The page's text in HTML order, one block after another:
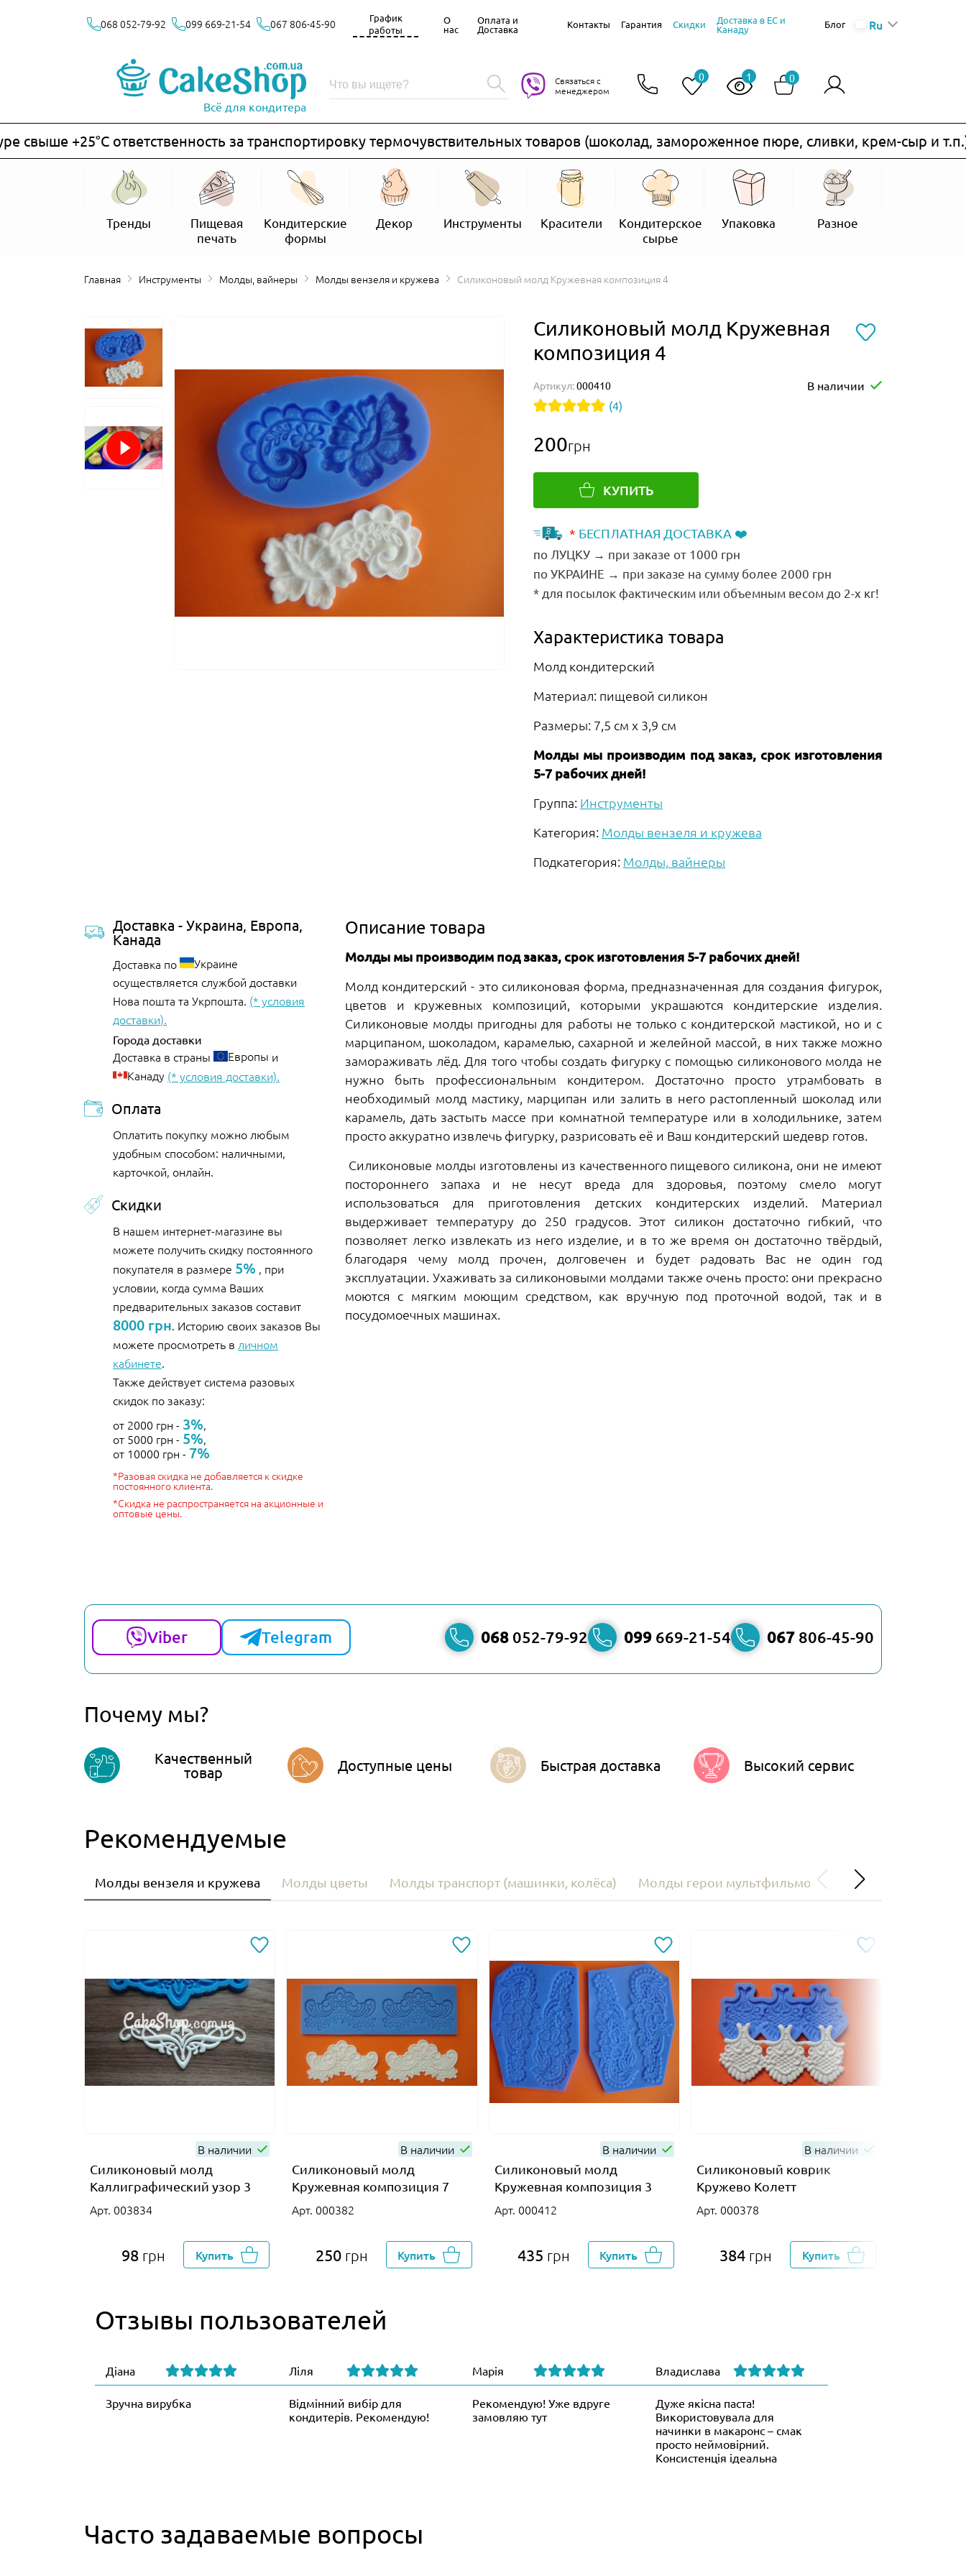
Всё для кондитера
0
0 1
Связаться с
менеджером
068 052-79-92 099 669-21-54 067 806-45-90
График
работы
О
нас
Оплата и
Доставка Контакты Гарантия Скидки Доставка в ЕС и
Канаду Блог Ru
+25°C ответственность за транспортировку термочувствительных товаров (шоколад, замороженное пюре, сливки, крем-сыр и т.п.)
Тренды
Пищевая
печать
Кондитерские
формы
Декор Инструменты Красители
Кондитерское
сырье
Упаковка Разное
Главная Инструменты Молды, вайнеры Молды вензеля и кружева Силиконовый молд Кружевная композиция 4
Силиконовый молд Кружевная
композиция 4
Артикул:000410
В наличии
(4)
200грн
КУПИТЬ
* БЕСПЛАТНАЯ ДОСТАВКА ❤️
по ЛУЦКУ → при заказе от 1000 грн
по УКРАИНЕ → при заказе на сумму более 2000 грн
* для посылок фактическим или объемным весом до 2-х кг!
Характеристика товара
Молд кондитерский
Материал: пищевой силикон
Размеры: 7,5 см х 3,9 см
Молды мы производим под заказ, срок изготовления
5-7 рабочих дней!
Группа: Инструменты
Категория: Молды вензеля и кружева
Подкатегория: Молды, вайнеры
Доставка - Украина, Европа,
Канада
Доставка по
Украине
осуществляется службой доставки
Нова пошта та Укрпошта. (* условия
доставки).
Города доставки
Доставка в страны Европы и
Канаду (* условия доставки).
Оплата
Оплатить покупку можно любым
удобным способом: наличными,
карточкой, онлайн.
Скидки
В нашем интернет-магазине вы
можете получить скидку постоянного
покупателя в размере 5% , при
условии, когда сумма Ваших
предварительных заказов составит
8000 грн. Историю своих заказов Вы
можете просмотреть в личном
кабинете.
Также действует система разовых
скидок по заказу:
от 2000 грн - 3%,
от 5000 грн - 5%,
от 10000 грн - 7%
*Разовая скидка не добавляется к скидке
постоянного клиента.
*Скидка не распространяется на акционные и
оптовые цены.
Описание товара
Молды мы производим под заказ, срок изготовления 5-7 рабочих дней!
Молд кондитерский - это силиконовая форма, предназначенная для создания фигурок,
цветов и кружевных композиций, которыми украшаются кондитерские изделия.
Силиконовые молды пригодны для работы не только с кондитерской мастикой, но и с
марципаном, шоколадом, карамелью, сахарной и желейной массой, в них также можно
замораживать лёд. Для того чтобы создать фигурку с помощью силиконового молда не
нужно быть профессиональным кондитером. Достаточно просто утрамбовать в
необходимый молд мастику, марципан или залить в него растопленный шоколад или
карамель, дать застыть массе при комнатной температуре или в холодильнике, затем
просто аккуратно извлечь фигурку, разрисовать её и Ваш кондитерский шедевр готов.
Силиконовые молды изготовлены из качественного пищевого силикона, они не имеют
постороннего запаха и не несут вреда для здоровья, поэтому смело могут
использоваться для приготовления детских кондитерских изделий. Материал
выдерживает температуру до 250 градусов. Этот силикон достаточно гибкий, что
позволяет легко извлекать из него изделие, и в то же время он достаточно твёрдый,
благодаря чему молд прочен, долговечен и будет радовать Вас не один год
эксплуатации. Ухаживать за силиконовыми молдами также очень просто: они прекрасно
моются с мягким моющим средством, как вручную под проточной водой, так и в
посудомоечных машинах.
068 052-79-92 099 669-21-54 067 806-45-90
Viber Telegram
Почему мы?
Качественный
товар
Доступные цены Быстрая доставка Высокий сервис
Рекомендуемые
Молды вензеля и кружева Молды цветы Молды транспорт (машинки, колёса) Молды герои мультфильмов ПОДАРОЧНЫЕ
В наличии
Силиконовый молд
Каллиграфический узор 3
Арт. 003834
98 грн Купить
В наличии
Силиконовый молд
Кружевная композиция 7
Арт. 000382
250грн Купить
В наличии
Силиконовый молд
Кружевная композиция 3
Арт. 000412
435 грн Купить
В наличии
Силиконовый коврик
Кружево Колетт
Арт. 000378
384 грн Купить
Отзывы пользователей
Діана
Зручна вирубка
Ліля
Відмінний вибір для
кондитерів. Рекомендую!
Марія
Рекомендую! Уже вдруге
замовляю тут
Владислава
Дуже якісна паста!
Використовувала для
начинки в макаронс – смак
просто неймовірний.
Консистенція ідеальна
Часто задаваемые вопросы